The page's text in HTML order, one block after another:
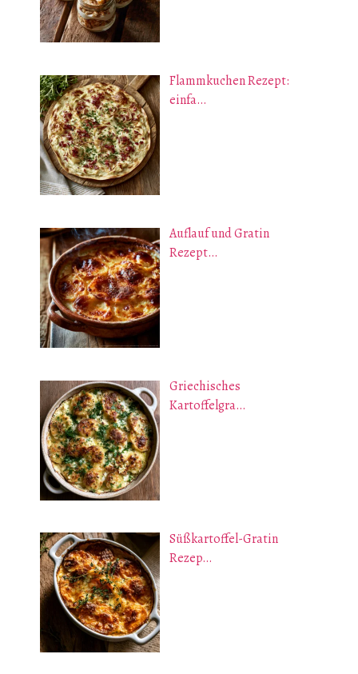
Flammkuchen Rezept:
einfa…
Auflauf und Gratin
Rezept…
Griechisches
Kartoffelgra…
Süßkartoffel-Gratin
Rezep…